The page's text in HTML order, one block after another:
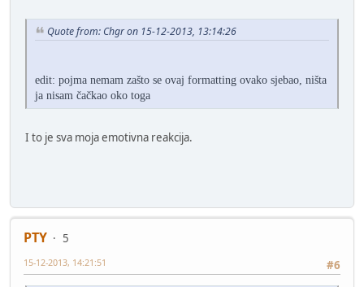
Quote from: Chgr on 15-12-2013, 13:14:26
edit: pojma nemam zašto se ovaj formatting ovako sjebao, ništa
ja nisam čačkao oko toga
I to je sva moja emotivna reakcija.
PTY
5
#6
15-12-2013, 14:21:51